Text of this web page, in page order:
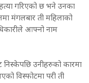
गरिएको छ भने उनका
मंगलबार ती महिलाको
आफ्नो नाम
उनीहरुको कारमा
विस्फोटमा परी ती